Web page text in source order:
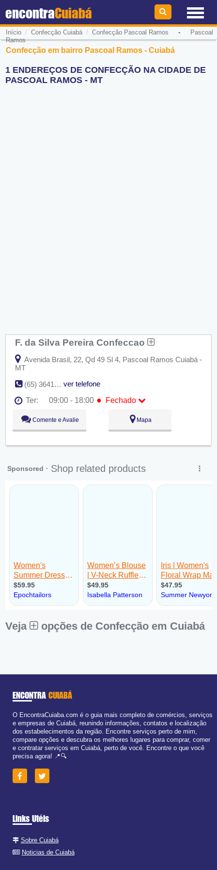
encontraCuiabá
Início / Confecção Cuiabá/ Confecção Pascoal Ramos -
Pascoal
Ramos
Confecção em bairro Pascoal Ramos - Cuiabá
1 ENDEREÇOS DE CONFECÇÃO NA CIDADE DE
PASCOAL RAMOS - MT
F. da Silva Pereira Confeccao
Avenida Brasil, 22, Qd 49 Sl 4, Pascoal Ramos Cuiabá -
MT
(65) 3641-4122
ver telefone
Ter:
09:00 - 18:00 ● Fechado
Seg:
Ter:
09:00 - 18:00
Fechado
Qua:
09:00 - 18:00
Sex:
09:00 - 18:00
Dom:
Fechado
Comente e Avalie Mapa
Veja opções de Confecção em Cuiabá
ENCONTRA CUIABÁ
O EncontraCuiaba.com é o guia mais completo de comércios, serviços
e empresas de Cuiabá, reunindo informações, contatos e localização
dos estabelecimentos da região. Encontre serviços perto de mim,
compare opções e descubra os melhores lugares para comprar, comer
e contratar serviços em Cuiabá, perto de você. Encontre o que você
precisa agora! 📍🔍
Links Utéis
Sobre Cuiabá
Noticias de Cuiabá